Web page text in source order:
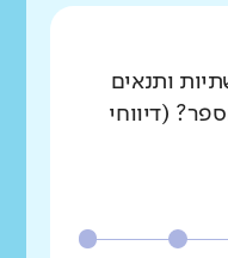
ותנאים
(דיווחי